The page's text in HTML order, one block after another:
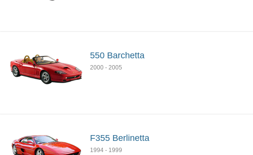
550 Barchetta
2000 - 2005
F355 Berlinetta
1994 - 1999